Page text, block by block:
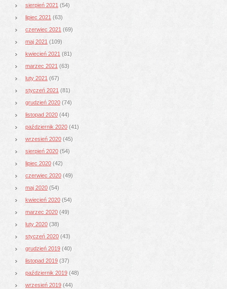
sierpień 2021 (54)
lipiec 2021 (63)
czerwiec 2021 (69)
maj 2021 (109)
kwiecień 2021 (81)
marzec 2021 (63)
luty 2021 (67)
styczeń 2021 (81)
grudzień 2020 (74)
listopad 2020 (44)
październik 2020 (41)
wrzesień 2020 (45)
sierpień 2020 (54)
lipiec 2020 (42)
czerwiec 2020 (49)
maj 2020 (54)
kwiecień 2020 (54)
marzec 2020 (49)
luty 2020 (38)
styczeń 2020 (43)
grudzień 2019 (40)
listopad 2019 (37)
październik 2019 (48)
wrzesień 2019 (44)